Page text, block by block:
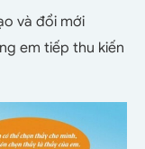
và đổi mới
em tiếp thu kiến